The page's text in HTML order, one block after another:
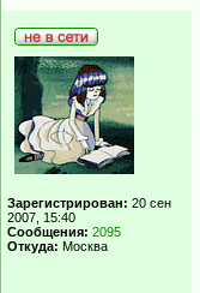
Зарегистрирован: 20 сен
2007, 15:40
Сообщения: 2095
Откуда: Москва